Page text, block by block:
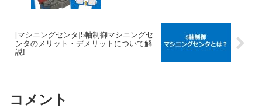
[マシニングセンタ]5軸制御マシニングセ
ンタのメリット・デメリットについて解
説!
コメント